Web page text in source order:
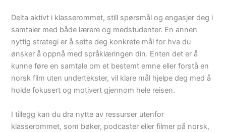
Delta aktivt i klasserommet, still spørsmål og engasjer deg i
samtaler med både lærere og medstudenter. En annen
nyttig strategi er å sette deg konkrete mål for hva du
ønsker å oppnå med språklæringen din. Enten det er å
kunne føre en samtale om et bestemt emne eller forstå en
norsk film uten undertekster, vil klare mål hjelpe deg med å
holde fokusert og motivert gjennom hele reisen.
I tillegg kan du dra nytte av ressurser utenfor
klasserommet, som bøker, podcaster eller filmer på norsk,